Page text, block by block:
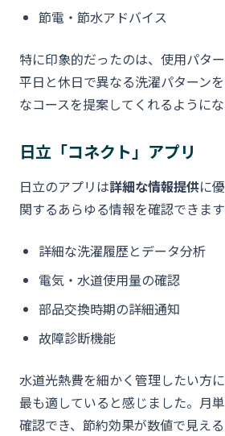
節電・節水アドバイス
特に印象的だったのは、使用パター
平日と休日で異なる洗濯パターン
なコースを提案してくれるようにな
日立「コネクト」アプリ
日立のアプリは詳細な情報提供に
関するあらゆる情報を確認できます
詳細な洗濯履歴とデータ分析
電気・水道使用量の確認
部品交換時期の詳細通知
故障診断機能
水道光熱費を細かく管理したい方
最も適していると感じました。月
確認でき、節約効果が数値で見え